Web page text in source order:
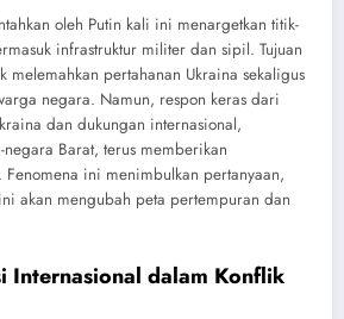
oleh Putin kali ini menargetkan titik-
infrastruktur militer dan sipil. Tujuan
melemahkan pertahanan Ukraina sekaligus
negara. Namun, respon keras dari
dan dukungan internasional,
Barat, terus memberikan
ini menimbulkan pertanyaan,
akan mengubah peta pertempuran dan
Internasional dalam Konflik